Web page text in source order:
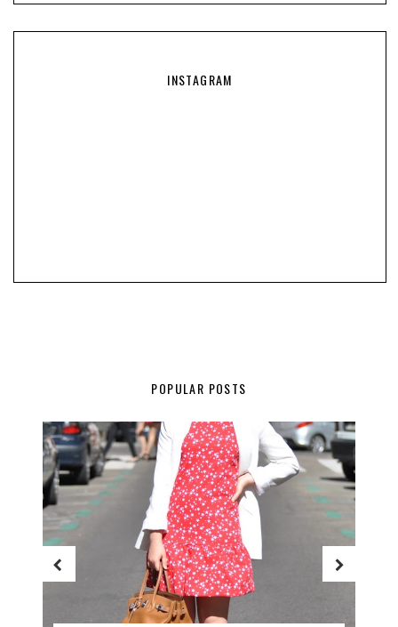
INSTAGRAM
POPULAR POSTS